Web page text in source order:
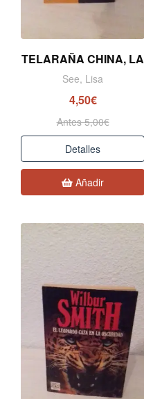
TELARAÑA CHINA, LA
See, Lisa
4,50€
Antes 5,00€
Detalles
Añadir